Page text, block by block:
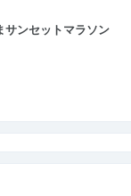
サンセットマラソン